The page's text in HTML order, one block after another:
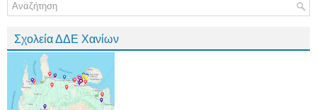
Σχολεία ΔΔΕ Χανίων